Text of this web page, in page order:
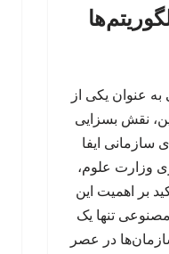
عنوان یکی از
نقش بسزایی
سازمانی ایفا
وزارت علوم،
بر اهمیت این
تنها یک
در عصر